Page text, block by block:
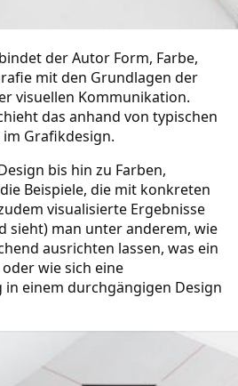
der Autor Form, Farbe,
mit den Grundlagen der
visuellen Kommunikation.
das anhand von typischen
Grafikdesign.
bis hin zu Farben,
Beispiele, die mit konkreten
visualisierte Ergebnisse
sieht) man unter anderem, wie
ausrichten lassen, was ein
wie sich eine
einem durchgängigen Design